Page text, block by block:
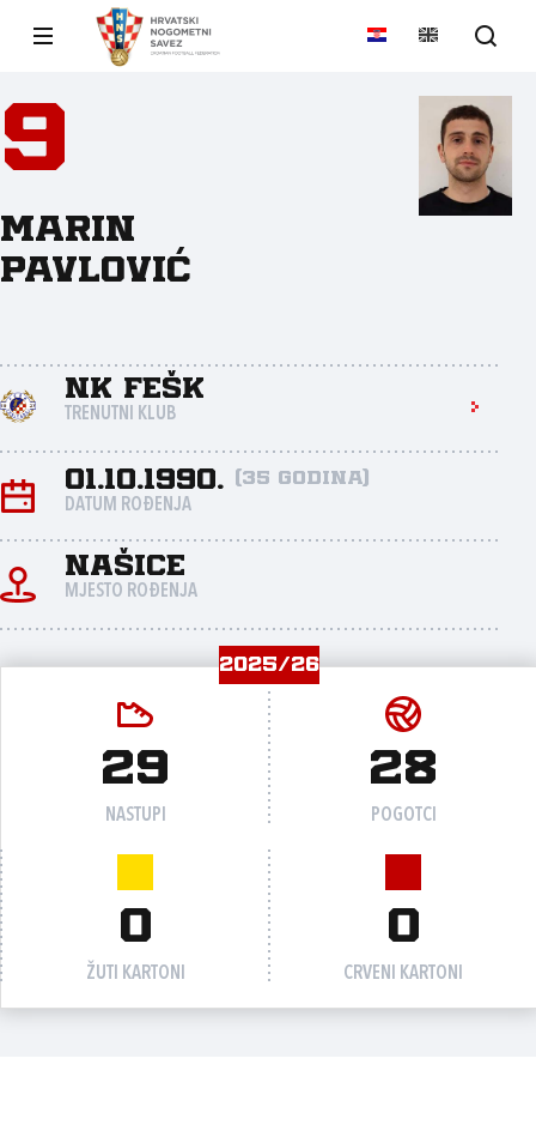
9
Marin
Pavlović
NK FEŠK
TRENUTNI KLUB
01.10.1990. (35 godina)
DATUM ROĐENJA
Našice
MJESTO ROĐENJA
2025/26
29
NASTUPI
28
POGOTCI
0
ŽUTI KARTONI
0
CRVENI KARTONI